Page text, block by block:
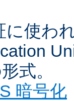
に使わ
式。
暗号化